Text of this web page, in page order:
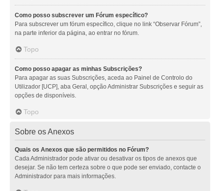
Como posso subscrever um Fórum específico?
Para subscrever um fórum específico, clique no link “Observar Fórum”,
na parte inferior da página, ao entrar no fórum.
Topo
Como posso apagar as minhas Subscrições?
Para apagar as suas Subscrições, aceda ao Painel de Controlo do
Utilizador [UCP], aba Geral, opção Administrar Subscrições e seguir as
opções de disponíveis.
Topo
Sobre os Anexos
Quais os Anexos que são permitidos no Fórum?
Cada Administrador pode ativar ou desativar os tipos de anexos que
desejar. Se não tem certeza sobre o que pode ser enviado, contacte o
Administrador para mais informações.